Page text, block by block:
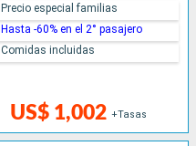
US$ 1,002 +Tasas
Precio especial familias
Hasta -60% en el 2° pasajero
Comidas incluidas